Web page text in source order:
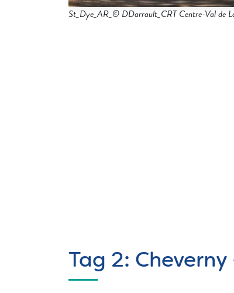
St_Dye_AR_© DDarrault_CRT Centre-Val de
Tag 2: